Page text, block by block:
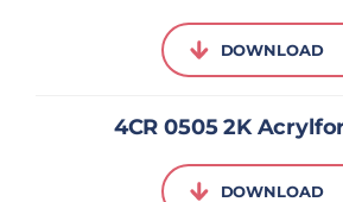
DOWNLOAD
4CR 0505 2K
DOWNLOAD